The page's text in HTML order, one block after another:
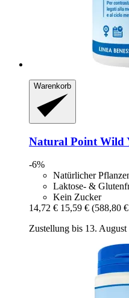
Warenkorb
Natural Point Wild
-6%
Natürlicher
Laktose- &
Kein Zucker
14,72 € 15,59 € (588,80
Zustellung bis 13. August